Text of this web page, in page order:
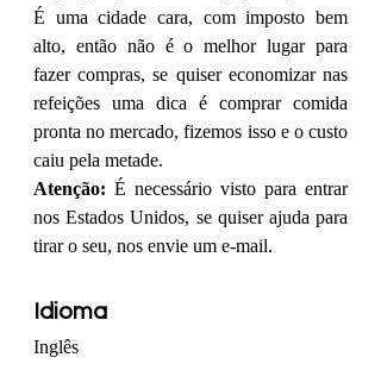
É uma cidade cara, com imposto bem
alto, então não é o melhor lugar para
fazer compras, se quiser economizar nas
refeições uma dica é comprar comida
pronta no mercado, fizemos isso e o custo
caiu pela metade.
Atenção: É necessário visto para entrar
nos Estados Unidos, se quiser ajuda para
tirar o seu, nos envie um e-mail.
Idioma
Inglês